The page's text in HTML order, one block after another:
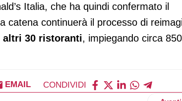
Italia, che ha quindi confermato il
catena continuerà il processo di
altri 30 ristoranti, impiegando circa 850
EMAIL CONDIVIDI